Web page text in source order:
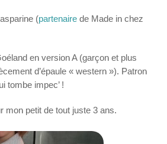
(partenairede Made in chez
en version A (garçon et plus
d’épaule « western »). Patron
tombe impec’ !
mon petit de tout juste 3 ans.